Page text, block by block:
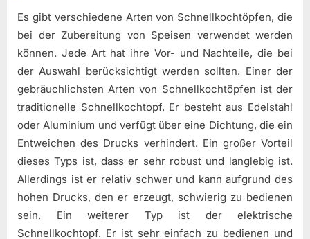
Es gibt verschiedene Arten von Schnellkochtöpfen, die
bei der Zubereitung von Speisen verwendet werden
können. Jede Art hat ihre Vor- und Nachteile, die bei
der Auswahl berücksichtigt werden sollten. Einer der
gebräuchlichsten Arten von Schnellkochtöpfen ist der
traditionelle Schnellkochtopf. Er besteht aus Edelstahl
oder Aluminium und verfügt über eine Dichtung, die ein
Entweichen des Drucks verhindert. Ein großer Vorteil
dieses Typs ist, dass er sehr robust und langlebig ist.
Allerdings ist er relativ schwer und kann aufgrund des
hohen Drucks, den er erzeugt, schwierig zu bedienen
sein. Ein weiterer Typ ist der elektrische
Schnellkochtopf. Er ist sehr einfach zu bedienen und